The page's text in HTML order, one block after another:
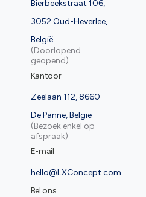
Bierbeekstraat 106,
3052 Oud-Heverlee,
België
(Doorlopend
geopend)
Kantoor
Zeelaan 112, 8660
De Panne, België
(Bezoek enkel op
afspraak)
E-mail
hello@LXConcept.com
Bel ons